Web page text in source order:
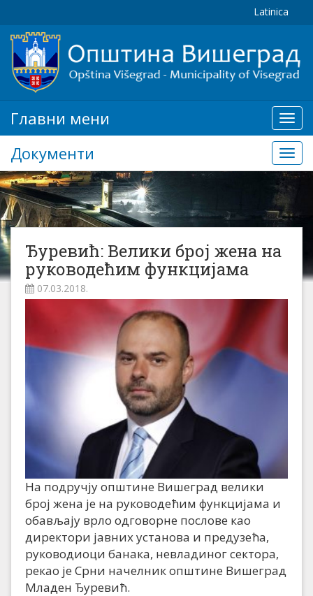
Latinica
мени
Главни мени
Документи
Ђуревић: Велики број жена на
руководећим функцијама
07.03.2018.
На подручју општине Вишеград велики
број жена је на руководећим функцијама и
обављају врло одговорне послове као
директори јавних установа и предузећа,
руководиоци банака, невладиног сектора,
рекао је Срни начелник општине Вишеград
Младен Ђуревић.